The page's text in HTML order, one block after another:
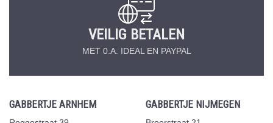
VEILIG BETALEN
MET 0.A. IDEAL EN PAYPAL
GABBERTJE ARNHEM GABBERTJE NIJMEGEN